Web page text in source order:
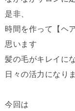
是非、
時間を作って【ヘ
思います
髪の毛がキレイに
日々の活力になり
今回は